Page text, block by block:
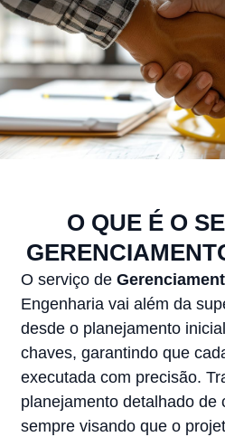
O QUE É O
O serviço de
Engenharia vai além da
desde o planejamento
chaves, garantindo que
executada com precisão.
planejamento detalhado de
sempre visando que o